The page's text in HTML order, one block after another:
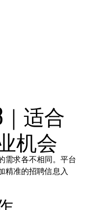
适合
机会
需求各不相同。平台
精准的招聘信息入